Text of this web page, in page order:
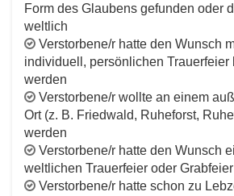
Form des Glaubens gefunden oder
weltlich
Verstorbene/r hatte den Wunsch
individuell, persönlichen Trauerfeier
werden
Verstorbene/r wollte an einem
Ort (z. B. Friedwald, Ruheforst,
werden
Verstorbene/r hatte den Wunsch
weltlichen Trauerfeier oder Grabfeier
Verstorbene/r hatte schon zu